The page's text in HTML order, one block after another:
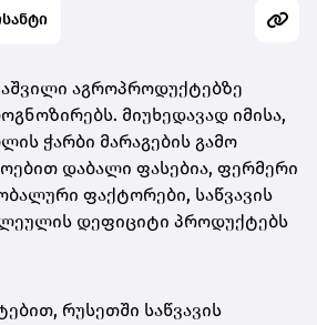
აგროპროდუქტებზე
მიუხედავად იმისა,
ჭარბი მარაგების გამო
დაბალი ფასებია, ფერმერი
ფაქტორები, საწვავის
დეფიციტი პროდუქტებს
რუსეთში საწვავის